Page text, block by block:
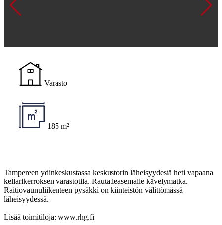
Varasto
185 m²
Tampereen ydinkeskustassa keskustorin läheisyydestä heti vapaana
kellarikerroksen varastotila. Rautatieasemalle kävelymatka.
Raitiovaunuliikenteen pysäkki on kiinteistön välittömässä
läheisyydessä.
Lisää toimitiloja: www.rhg.fi